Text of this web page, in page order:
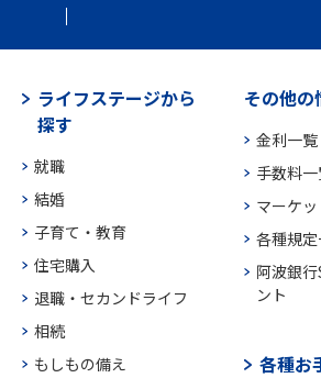
ライフステージから
探す
就職
結婚
子育て・教育
住宅購入
退職・セカンドライフ
相続
もしもの備え
その他の
金利一覧
手数料
マーケッ
各種規
阿波銀
ント
各種お